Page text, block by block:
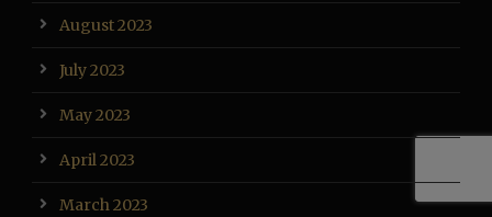
August 2023
July 2023
May 2023
April 2023
March 2023